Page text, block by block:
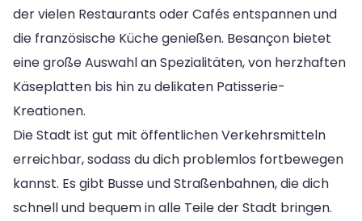
der vielen Restaurants oder Cafés entspannen und
die französische Küche genießen. Besançon bietet
eine große Auswahl an Spezialitäten, von herzhaften
Käseplatten bis hin zu delikaten Patisserie-
Kreationen.
Die Stadt ist gut mit öffentlichen Verkehrsmitteln
erreichbar, sodass du dich problemlos fortbewegen
kannst. Es gibt Busse und Straßenbahnen, die dich
schnell und bequem in alle Teile der Stadt bringen.